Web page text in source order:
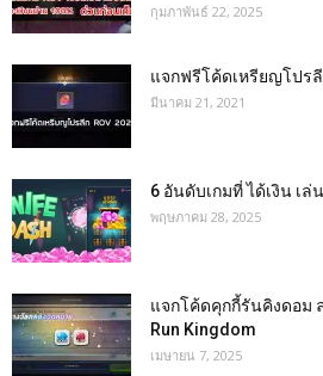
กุมภาพันธ์ 22, 2025
แจกฟรีโค้ดเหรียญโปรลี
มีนาคม 21, 2021
6 อันดับเกมที่ ได้เงิน เล่
พฤษภาคม 28, 2025
แจกโค้ดคุกกี้รันคิงดอม
Run Kingdom
เมษายน 7, 2025